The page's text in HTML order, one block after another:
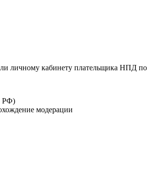
личному кабинету плательщика НПД по
РФ)
модерации